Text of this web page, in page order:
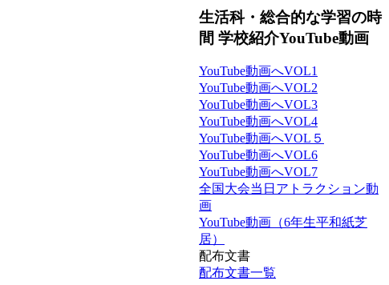
生活科・総合的な学習の時
間 学校紹介YouTube動画
YouTube動画へVOL1
YouTube動画へVOL2
YouTube動画へVOL3
YouTube動画へVOL4
YouTube動画へVOL５
YouTube動画へVOL6
YouTube動画へVOL7
全国大会当日アトラクション動
画
YouTube動画（6年生平和紙芝
居）
配布文書
配布文書一覧